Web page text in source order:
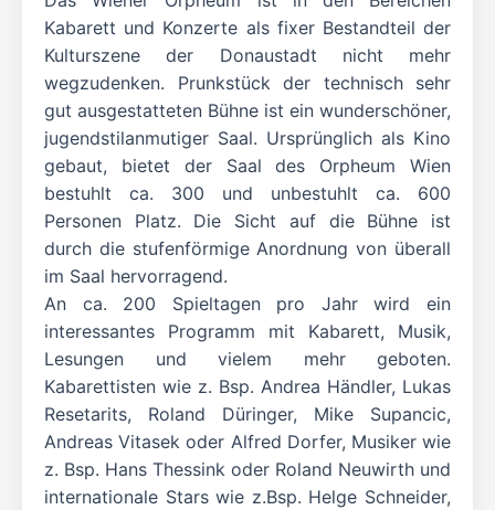
Kabarett und Konzerte als fixer Bestandteil der
Kulturszene der Donaustadt nicht mehr
wegzudenken. Prunkstück der technisch sehr
gut ausgestatteten Bühne ist ein wunderschöner,
jugendstilanmutiger Saal. Ursprünglich als Kino
gebaut, bietet der Saal des Orpheum Wien
bestuhlt ca. 300 und unbestuhlt ca. 600
Personen Platz. Die Sicht auf die Bühne ist
durch die stufenförmige Anordnung von überall
im Saal hervorragend.
An ca. 200 Spieltagen pro Jahr wird ein
interessantes Programm mit Kabarett, Musik,
Lesungen und vielem mehr geboten.
Kabarettisten wie z. Bsp. Andrea Händler, Lukas
Resetarits, Roland Düringer, Mike Supancic,
Andreas Vitasek oder Alfred Dorfer, Musiker wie
z. Bsp. Hans Thessink oder Roland Neuwirth und
internationale Stars wie z.Bsp. Helge Schneider,